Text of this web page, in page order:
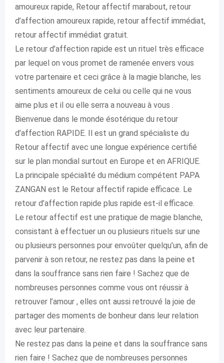
amoureux rapide, Retour affectif marabout, retour
d’affection amoureux rapide, retour affectif immédiat,
retour affectif immédiat gratuit.
Le retour d’affection rapide est un rituel très efficace
par lequel on vous promet de ramenée envers vous
votre partenaire et ceci grâce à la magie blanche, les
sentiments amoureux de celui ou celle qui ne vous
aime plus et il ou elle serra a nouveau à vous .
Bienvenue dans le monde ésotérique du retour
d’affection RAPIDE. Il est un grand spécialiste du
Retour affectif avec une longue expérience certifié
sur le plan mondial surtout en Europe et en AFRIQUE.
La principale spécialité du médium compétent PAPA
ZANGAN est le Retour affectif rapide efficace. Le
retour d’affection rapide plus rapide est-il efficace.
Le retour affectif est une pratique de magie blanche,
consistant à effectuer un ou plusieurs rituels sur une
ou plusieurs personnes pour envoûter quelqu’un, afin de
parvenir à son retour, ne restez pas dans la peine et
dans la souffrance sans rien faire ! Sachez que de
nombreuses personnes comme vous ont réussir à
retrouver l’amour , elles ont aussi retrouvé la joie de
partager des moments de bonheur dans leur relation
avec leur partenaire.
Ne restez pas dans la peine et dans la souffrance sans
rien faire ! Sachez que de nombreuses personnes